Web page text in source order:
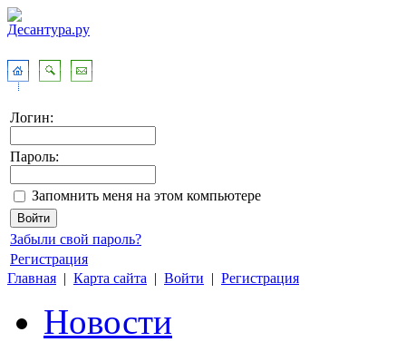
Логин:
Пароль:
Запомнить меня на этом компьютере
Забыли свой пароль?
Регистрация
Главная | Карта сайта | Войти | Регистрация
Новости